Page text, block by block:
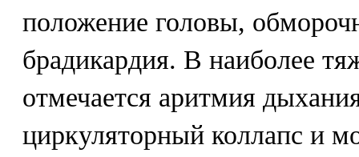
положение головы,
брадикардия. В наиболее
отмечается аритмия
циркуляторный коллапс и